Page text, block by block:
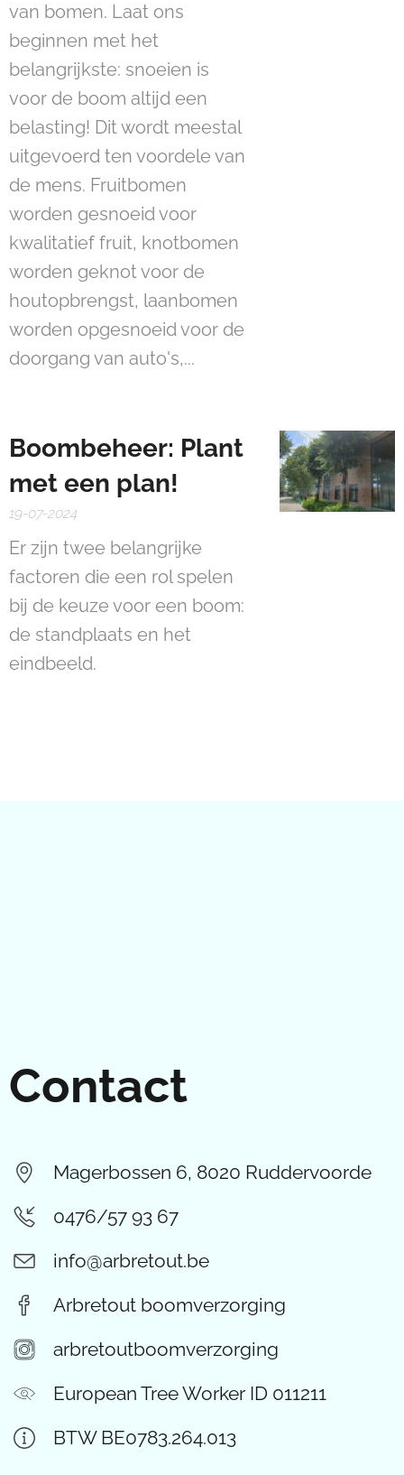
van bomen. Laat ons
beginnen met het
belangrijkste: snoeien is
voor de boom altijd een
belasting! Dit wordt meestal
uitgevoerd ten voordele van
de mens. Fruitbomen
worden gesnoeid voor
kwalitatief fruit, knotbomen
worden geknot voor de
houtopbrengst, laanbomen
worden opgesnoeid voor de
doorgang van auto's,...
Boombeheer: Plant
met een plan!
19-07-2024
Er zijn twee belangrijke
factoren die een rol spelen
bij de keuze voor een boom:
de standplaats en het
eindbeeld.
Contact
Magerbossen 6, 8020 Ruddervoorde
0476/57 93 67
info@arbretout.be
Arbretout boomverzorging
arbretoutboomverzorging
European Tree Worker ID 011211
BTW BE0783.264.013